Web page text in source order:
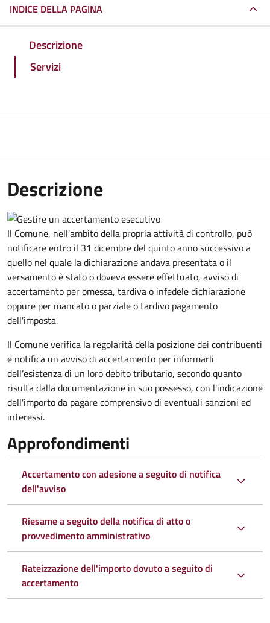
INDICE DELLA PAGINA
Descrizione
Servizi
Descrizione
Il Comune, nell'ambito della propria attività di controllo, può
notificare entro il 31 dicembre del quinto annosuccessivo a
quello nel quale la dichiarazione andava presentata o il
versamento è stato o doveva essere effettuato, avviso di
accertamento per omessa, tardiva o infedele dichiarazione
oppure per mancato o parziale o tardivo pagamento
dell'imposta.
Il Comune verifica la regolarità della posizione dei contribuenti
e notifica un avviso di accertamento per informarli
dell’esistenza di un loro debito tributario, secondo quanto
risulta dalla documentazione in suo possesso, con l'indicazione
dell'importo da pagare comprensivo di eventuali sanzioni ed
interessi.
Approfondimenti
Accertamento con adesione a seguito di notifica
dell'avviso
Riesame a seguito della notifica di atto o
provvedimento amministrativo
Rateizzazione dell'importo dovuto a seguito di
accertamento